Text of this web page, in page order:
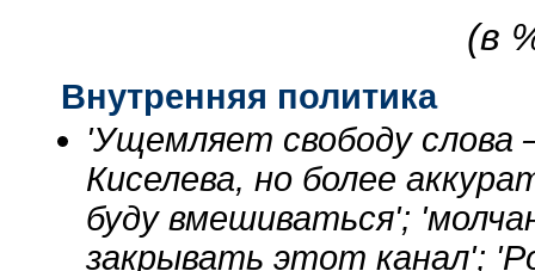
(в
Внутренняя политика
'Ущемляет свободу слова
Киселева, но более
буду вмешиваться';
закрывать этот канал';